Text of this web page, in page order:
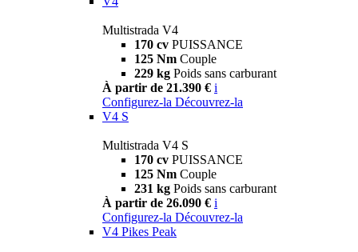
Multistrada V4
170 cv PUISSANCE
125 Nm Couple
229 kg Poids sans carburant
À partir de 21.390 € i
Configurez-la Découvrez-la
V4 S
Multistrada V4 S
170 cv PUISSANCE
125 Nm Couple
231 kg Poids sans carburant
À partir de 26.090 € i
Configurez-la Découvrez-la
V4 Pikes Peak